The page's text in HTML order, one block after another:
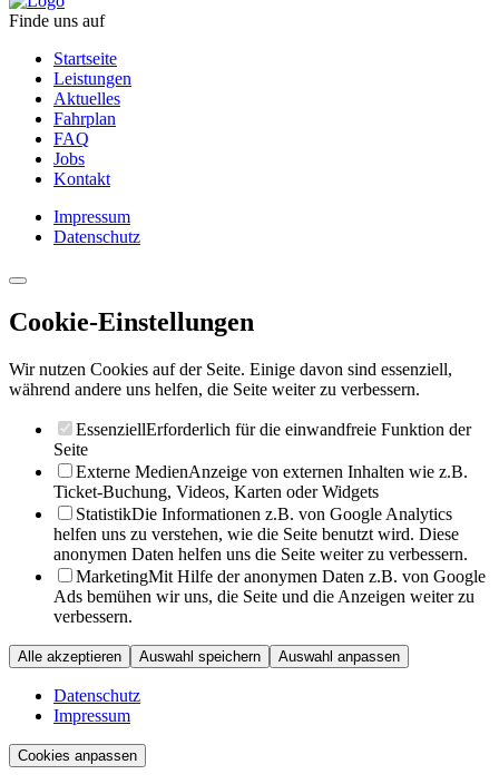
Finde uns auf
Startseite
Leistungen
Aktuelles
Fahrplan
FAQ
Jobs
Kontakt
Impressum
Datenschutz
Cookie-Einstellungen
Wir nutzen Cookies auf der Seite. Einige davon sind essenziell,
während andere uns helfen, die Seite weiter zu verbessern.
EssenziellErforderlich für die einwandfreie Funktion der
Seite
Externe MedienAnzeige von externen Inhalten wie z.B.
Ticket-Buchung, Videos, Karten oder Widgets
StatistikDie Informationen z.B. von Google Analytics
helfen uns zu verstehen, wie die Seite benutzt wird. Diese
anonymen Daten helfen uns die Seite weiter zu verbessern.
MarketingMit Hilfe der anonymen Daten z.B. von Google
Ads bemühen wir uns, die Seite und die Anzeigen weiter zu
verbessern.
Alle akzeptieren Auswahl speichern Auswahl anpassen
Datenschutz
Impressum
Cookies anpassen